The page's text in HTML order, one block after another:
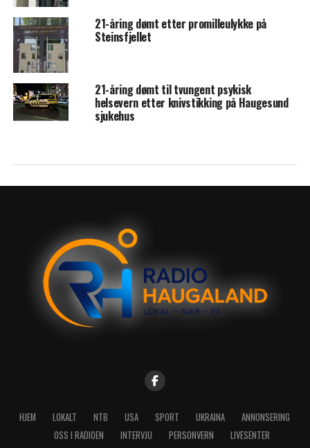
21-åring dømt etter promilleulykke på
Steinsfjellet
21-åring dømt til tvungent psykisk
helsevern etter knivstikking på Haugesund
sjukehus
HJEM LOKALT NTB USA SPORT UKRAINA
ANNONSERING
OSS I RADIOEN
INTERVJU PERSONVERN LIVESENTER